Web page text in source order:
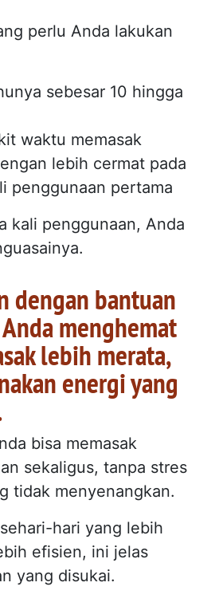
perlu Anda lakukan
sebesar 10 hingga
waktu memasak
lebih cermat pada
penggunaan pertama
kali penggunaan, Anda
dengan bantuan
menghemat
lebih merata,
energi yang
bisa memasak
sekaligus, tanpa stres
tidak menyenangkan.
hari yang lebih
efisien, ini jelas
yang disukai.